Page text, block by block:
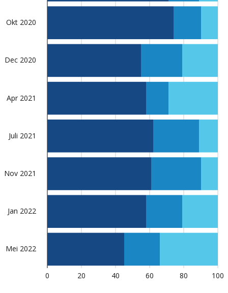
0 20 40 60 80 100
Okt 2020
Dec 2020
Apr 2021
Juli 2021
Nov 2021
Jan 2022
Mei 2022